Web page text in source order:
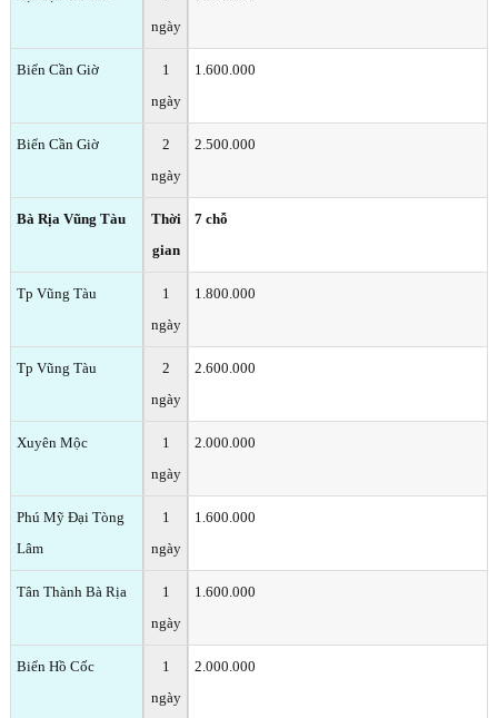
ngày
Biển Cần Giờ
1
ngày
1.600.000
Biển Cần Giờ
2
ngày
2.500.000
Bà Rịa Vũng Tàu
Thời
gian
7 chỗ
Tp Vũng Tàu
1
ngày
1.800.000
Tp Vũng Tàu
2
ngày
2.600.000
Xuyên Mộc
1
ngày
2.000.000
Phú Mỹ Đại Tòng
Lâm
1
ngày
1.600.000
Tân Thành Bà Rịa
1
ngày
1.600.000
Biển Hồ Cốc
1
ngày
2.000.000